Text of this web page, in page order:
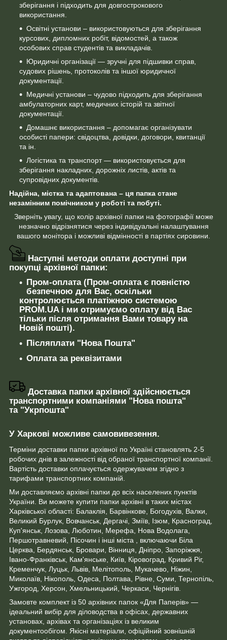
зберігання і підходить для довгострокового
використання.
Освітні установи – використовуються для зберігання
курсових, дипломних робіт, відомостей, а також
особових справ студентів та викладачів.
Юридичні організації — зручні для підшивки справ,
судових рішень, протоколів та іншої юридичної
документації.
Медичні установи – чудово підходить для зберігання
амбулаторних карт, медичних історій та звітної
документації.
Домашнє використання – допомагає організувати
особисті папери: свідоцтва, довідки, договори, квитанції
та ін.
Логістика та транспорт — використовується для
зберігання накладних, дорожніх листів, актів та
супровідних документів.
Надійна, містка та адаптована – ця папка стане
незамінним помічником у роботі та побуті.
Зверніть увагу, що колір архівної папки на фотографії може
незначно відрізнятися через індивідуальні налаштування
вашого монітора і можливі відмінності в партіях сировини.
Наступні методи оплати доступні при
покупці архівної папки:
Пром-оплата (Пром-оплата є повністю
безпечною для Вас, оскільки
контролюється платіжною системою
PROM.UA і ми отримуємо оплату від Вас
тільки після отримання Вами товару на
Новій пошті).
Післяплати "Нова Пошта"
Оплата за реквізитами
Доставка папки архівної здійснюється
транспортними компаніями "Нова пошта"
та "Укрпошта"
У Харкові можливе самовивезення.
Терміни доставки папки архівної по Україні становлять 2-5
робочих днів в залежності від обраної транспортної компанії.
Вартість доставки оплачується одержувачем згідно з
тарифами транспортних компаній.
Ми доставляємо архівні папки до всіх населених пунктів
України. Ви можете купити папки архівні в таких містах
Харківської області: Балаклія, Барвінкове, Богодухів, Валки,
Великий Бурлук, Вовчанськ, Дергачі, Зміїв, Ізюм, Красноград,
Куп'янськ, Лозова, Люботин, Мерефа, Нова Водолага,
Першотравневий, Пісочин і інші міста , включаючи Біла
Церква, Бердянськ, Бровари, Вінниця, Дніпро, Запоріжжя,
Івано-Франківськ, Кам'янське, Київ, Кіровоград, Кривий Ріг,
Кременчук, Луцьк, Львів, Мелітополь, Мукачево, Ніжин,
Миколаїв, Нікополь, Одеса, Полтава, Рівне, Суми, Тернопіль,
Ужгород, Херсон, Хмельницький, Черкаси, Чернігів.
Замовте комплект із 50 архівних папок «Для Паперів» —
ідеальний вибір для діловодства в офісах, державних
установах, архівах та організаціях із великим
документообігом. Якісні матеріали, офіційний зовнішній